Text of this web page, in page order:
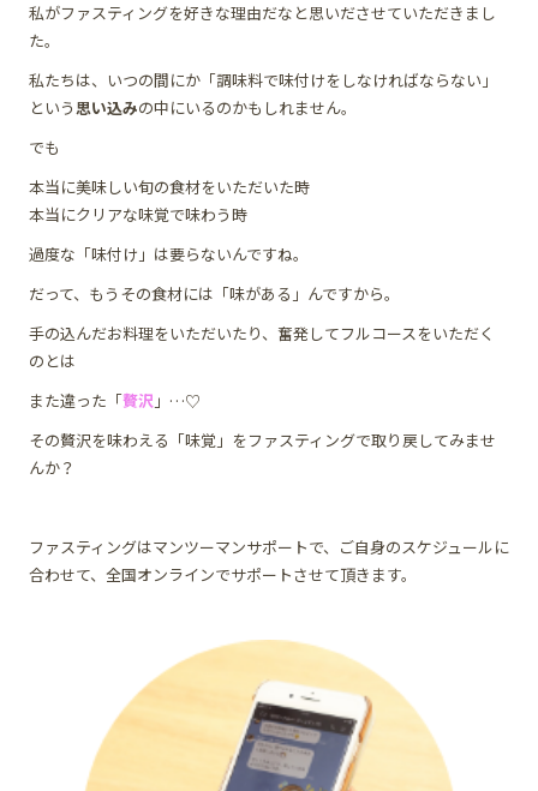
私がファスティングを好きな理由だなと思いださせていただきまし
た。
私たちは、いつの間にか「調味料で味付けをしなければならない」
という思い込みの中にいるのかもしれません。
でも
本当に美味しい旬の食材をいただいた時
本当にクリアな味覚で味わう時
過度な「味付け」は要らないんですね。
だって、もうその食材には「味がある」んですから。
手の込んだお料理をいただいたり、奮発してフルコースをいただく
のとは
また違った「贅沢」…♡
その贅沢を味わえる「味覚」をファスティングで取り戻してみませ
んか？
ファスティングはマンツーマンサポートで、ご自身のスケジュールに
合わせて、全国オンラインでサポートさせて頂きます。